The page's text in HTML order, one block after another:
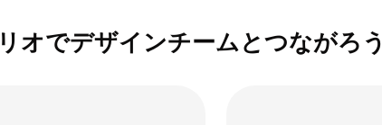
オでデザインチームとつながろう